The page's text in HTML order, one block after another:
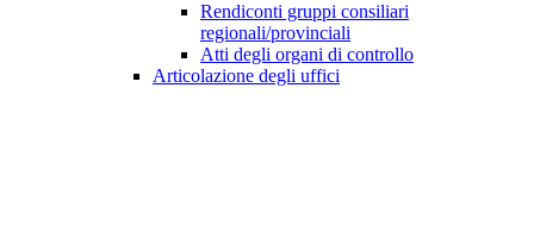
Rendiconti gruppi consiliari
regionali/provinciali
Atti degli organi di controllo
Articolazione degli uffici